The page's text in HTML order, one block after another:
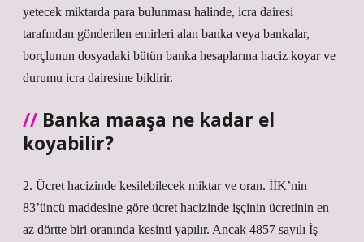
yetecek miktarda para bulunması halinde, icra dairesi
tarafından gönderilen emirleri alan banka veya bankalar,
borçlunun dosyadaki bütün banka hesaplarına haciz koyar ve
durumu icra dairesine bildirir.
Banka maaşa ne kadar el
koyabilir?
2. Ücret hacizinde kesilebilecek miktar ve oran. İİK’nin
83’üncü maddesine göre ücret hacizinde işçinin ücretinin en
az dörtte biri oranında kesinti yapılır. Ancak 4857 sayılı İş